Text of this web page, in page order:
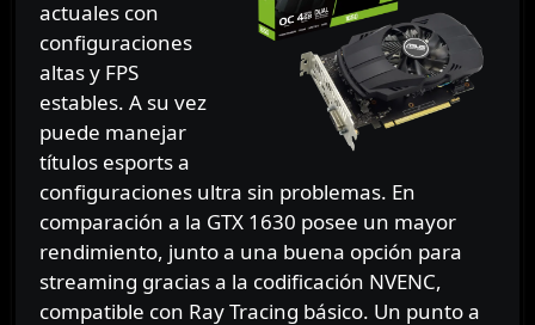
actuales con
configuraciones
altas y FPS
estables. A su vez
puede manejar
títulos esports a
configuraciones ultra sin problemas. En
comparación a la GTX 1630 posee un mayor
rendimiento, junto a una buena opción para
streaming gracias a la codificación NVENC,
compatible con Ray Tracing básico. Un punto a